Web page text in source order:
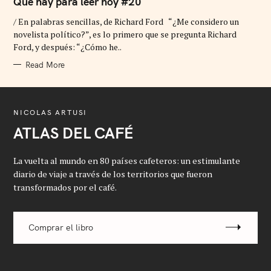
E
O
I
E
/ En palabras sencillas, de Richard Ford “¿Me considero un
novelista político?”, es lo primero que se pregunta Richard
Ford, y después: “¿Cómo he..
Read More
NICOLAS ARTUSI
ATLAS DEL CAFÉ
La vuelta al mundo en 80 países cafeteros: un estimulante
diario de viaje a través de los territorios que fueron
transformados por el café.
Comprar el libro